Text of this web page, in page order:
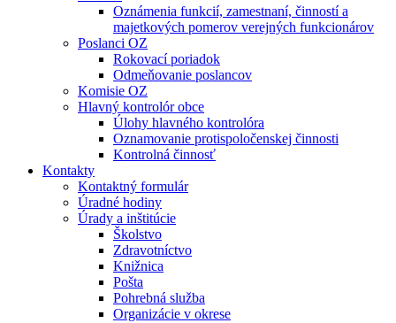
Oznámenia funkcií, zamestnaní, činností a
majetkových pomerov verejných funkcionárov
Poslanci OZ
Rokovací poriadok
Odmeňovanie poslancov
Komisie OZ
Hlavný kontrolór obce
Úlohy hlavného kontrolóra
Oznamovanie protispoločenskej činnosti
Kontrolná činnosť
Kontakty
Kontaktný formulár
Úradné hodiny
Úrady a inštitúcie
Školstvo
Zdravotníctvo
Knižnica
Pošta
Pohrebná služba
Organizácie v okrese